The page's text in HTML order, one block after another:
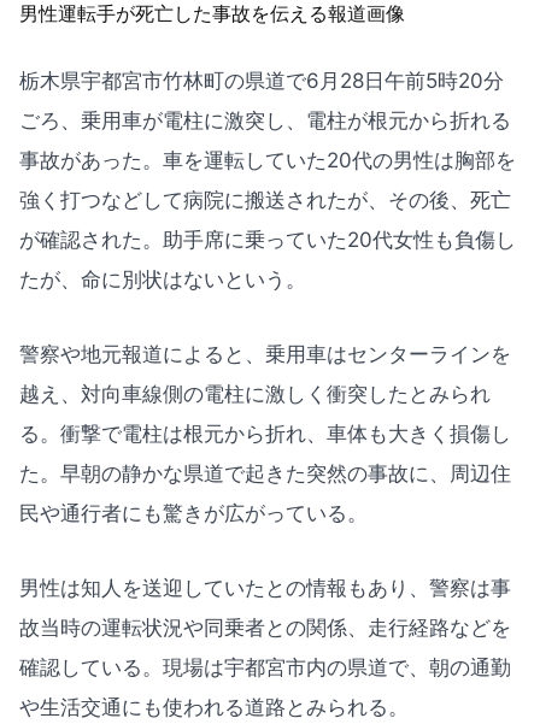
栃木県宇都宮市竹林町の県道で6月28日午前5時20分
ごろ、乗用車が電柱に激突し、電柱が根元から折れる
事故があった。車を運転していた20代の男性は胸部を
強く打つなどして病院に搬送されたが、その後、死亡
が確認された。助手席に乗っていた20代女性も負傷し
たが、命に別状はないという。
警察や地元報道によると、乗用車はセンターラインを
越え、対向車線側の電柱に激しく衝突したとみられ
る。衝撃で電柱は根元から折れ、車体も大きく損傷し
た。早朝の静かな県道で起きた突然の事故に、周辺住
民や通行者にも驚きが広がっている。
男性は知人を送迎していたとの情報もあり、警察は事
故当時の運転状況や同乗者との関係、走行経路などを
確認している。現場は宇都宮市内の県道で、朝の通勤
や生活交通にも使われる道路とみられる。